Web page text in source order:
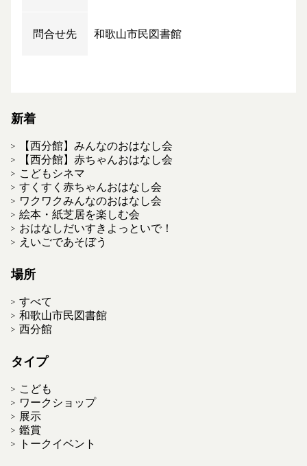
問合せ先 和歌山市民図書館
新着
【西分館】みんなのおはなし会
【西分館】赤ちゃんおはなし会
こどもシネマ
すくすく赤ちゃんおはなし会
ワクワクみんなのおはなし会
絵本・紙芝居を楽しむ会
おはなしだいすきよっといで！
えいごであそぼう
場所
すべて
和歌山市民図書館
西分館
タイプ
こども
ワークショップ
展示
鑑賞
トークイベント